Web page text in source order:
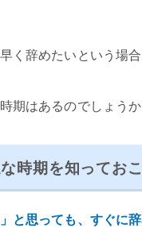
く辞めたいという場合
期はあるのでしょうか
時期を知ってお
」と思っても、すぐに